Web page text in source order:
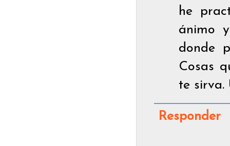
he
ánimo
donde
Cosas
te sirva.
Responder